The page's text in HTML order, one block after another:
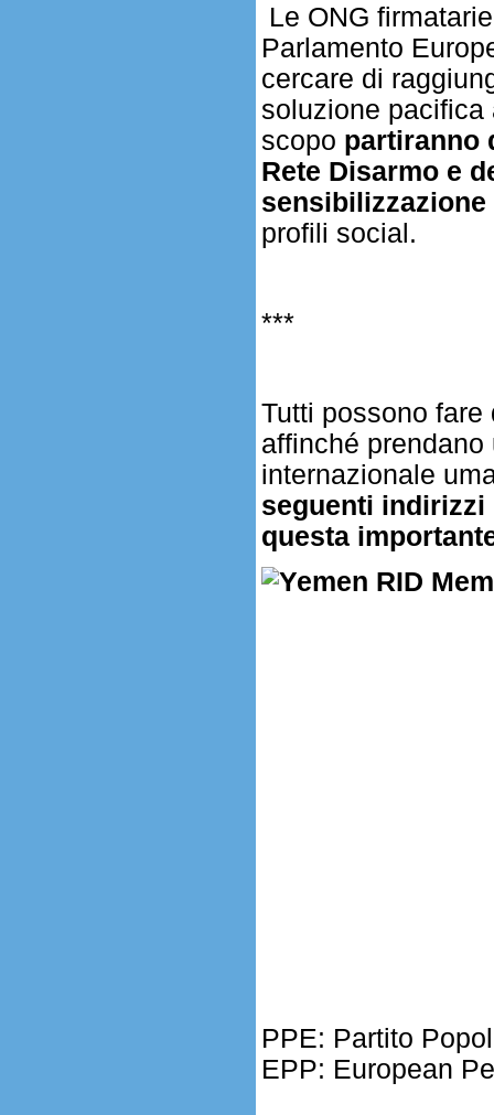
Le ONG
Parlamento
cercare di
soluzione pacifica
scopo partiranno
Rete Disarmo e
profili social.
***
Tutti possono
affinché
internazionale
seguenti
questa
PPE: Partito
EPP: European